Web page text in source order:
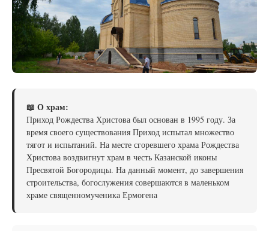
📖 О храм:
Приход Рождества Христова был основан в 1995 году. За
время своего существования Приход испытал множество
тягот и испытаний. На месте сгоревшего храма Рождества
Христова воздвигнут храм в честь Казанской иконы
Пресвятой Богородицы. На данный момент, до завершения
строительства, богослужения совершаются в маленьком
храме священномученика Ермогена